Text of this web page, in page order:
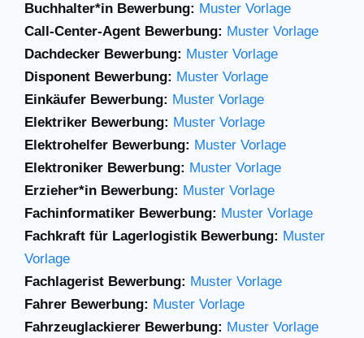
Buchhalter*in Bewerbung: Muster Vorlage
Call-Center-Agent Bewerbung: Muster Vorlage
Dachdecker Bewerbung: Muster Vorlage
Disponent Bewerbung: Muster Vorlage
Einkäufer Bewerbung: Muster Vorlage
Elektriker Bewerbung: Muster Vorlage
Elektrohelfer Bewerbung: Muster Vorlage
Elektroniker Bewerbung: Muster Vorlage
Erzieher*in Bewerbung: Muster Vorlage
Fachinformatiker Bewerbung: Muster Vorlage
Fachkraft für Lagerlogistik Bewerbung: Muster
Vorlage
Fachlagerist Bewerbung: Muster Vorlage
Fahrer Bewerbung: Muster Vorlage
Fahrzeuglackierer Bewerbung: Muster Vorlage